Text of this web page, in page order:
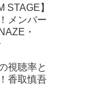
STAGE】
メンバー
・
視聴率と
香取慎吾